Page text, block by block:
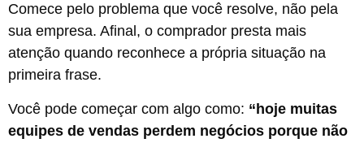
Comece pelo problema que você resolve, não pela
sua empresa. Afinal, o comprador presta mais
atenção quando reconhece a própria situação na
primeira frase.
Você pode começar com algo como: “hoje muitas
equipes de vendas perdem negócios porque não